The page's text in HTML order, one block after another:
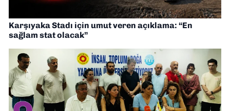
Karşıyaka Stadı için umut veren açıklama: “En
sağlam stat olacak”